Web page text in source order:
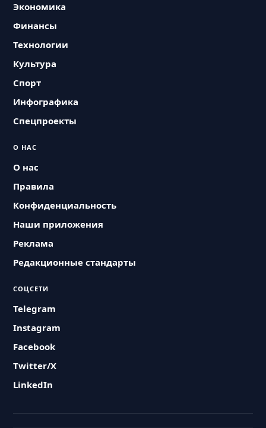
Экономика
Финансы
Технологии
Культура
Спорт
Инфографика
Спецпроекты
О НАС
О нас
Правила
Конфиденциальность
Наши приложения
Реклама
Редакционные стандарты
СОЦСЕТИ
Telegram
Instagram
Facebook
Twitter/X
LinkedIn